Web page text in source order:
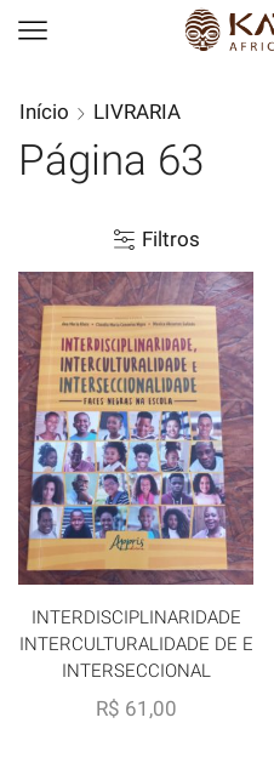
Início LIVRARIA
Página 63
Filtros
INTERDISCIPLINARIDADE
INTERCULTURALIDADE DE E
INTERSECCIONAL
R$ 61,00